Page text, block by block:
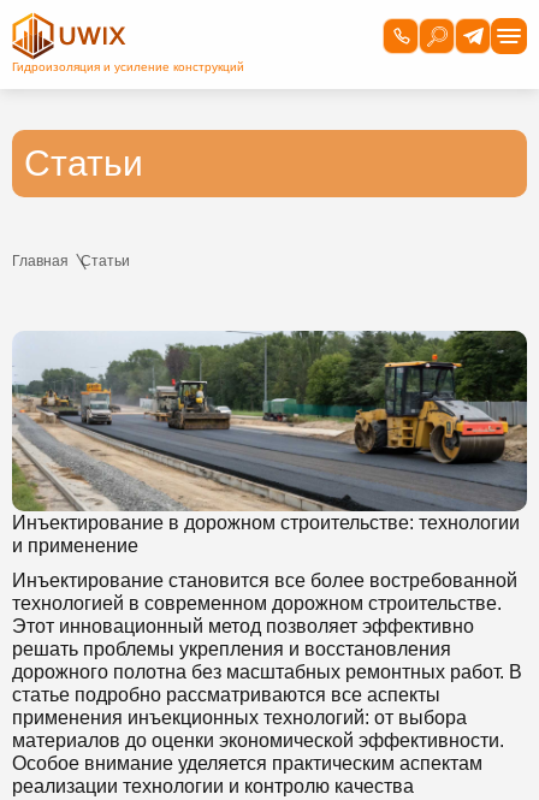
Статьи
Главная Статьи
Инъектирование в дорожном строительстве: технологии
и применение
Инъектирование становится все более востребованной
технологией в современном дорожном строительстве.
Этот инновационный метод позволяет эффективно
решать проблемы укрепления и восстановления
дорожного полотна без масштабных ремонтных работ. В
статье подробно рассматриваются все аспекты
применения инъекционных технологий: от выбора
материалов до оценки экономической эффективности.
Особое внимание уделяется практическим аспектам
реализации технологии и контролю качества